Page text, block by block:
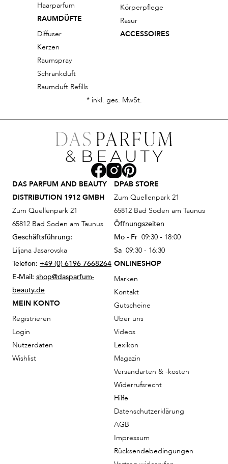
Haarparfum
RAUMDÜFTE
Diffuser
Kerzen
Raumspray
Schrankduft
Raumduft Refills
Körperpflege
Rasur
ACCESSOIRES
* inkl. ges. MwSt.
DAS PARFUM AND BEAUTY
DISTRIBUTION 1912 GMBH
Zum Quellenpark 21
65812 Bad Soden am Taunus
Geschäftsführung:
Liljana Jasarovska
Telefon: +49 (0) 6196 7668264
E-Mail: shop@dasparfum-
beauty.de
MEIN KONTO
Registrieren
Login
Nutzerdaten
Wishlist
DPAB STORE
Zum Quellenpark 21
65812 Bad Soden am Taunus
Öffnungszeiten
Mo - Fr 09:30 - 18:00
Sa 09:30 - 16:30
ONLINESHOP
Marken
Kontakt
Gutscheine
Über uns
Videos
Lexikon
Magazin
Versandarten & -kosten
Widerrufsrecht
Hilfe
Datenschutzerklärung
AGB
Impressum
Rücksendebedingungen